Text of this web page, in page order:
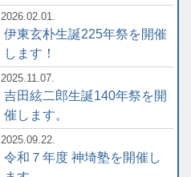
2026.02.01.
伊東玄朴生誕225年祭を開催
します！
2025.11.07.
吉田絃二郎生誕140年祭を開
催します。
2025.09.22.
令和７年度 神埼塾を開催し